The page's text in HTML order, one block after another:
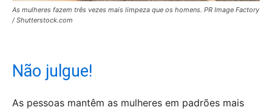
As mulheres fazem três vezes mais limpeza que os homens. PR Image Factory
/ Shutterstock.com
Não julgue!
As pessoas mantêm as mulheres em padrões mais